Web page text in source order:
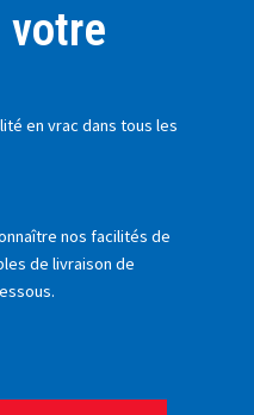
votre
en vrac dans tous les
nos facilités de
de livraison de